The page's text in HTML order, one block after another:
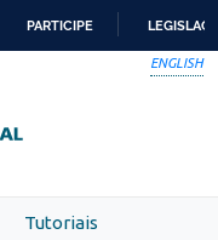
PARTICIPE
ENGLISH
Tutoriais